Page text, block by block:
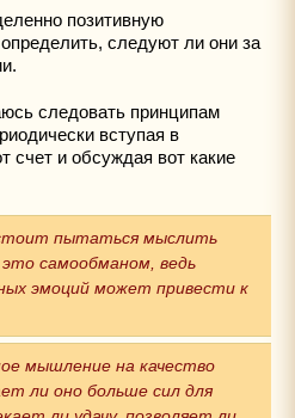
позитивную
следуют ли они за
следовать принципам
вступая в
счет и обсуждая вот какие
пытаться мыслить
самообманом, ведь
эмоций может привести к
мышление на качество
ли оно больше сил для